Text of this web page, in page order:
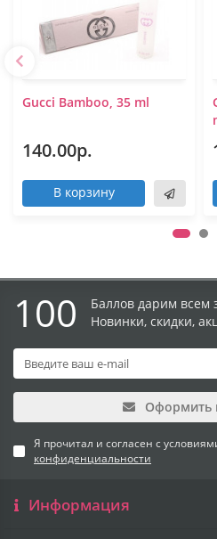
Gucci Bamboo, 35 ml
140.00р.
В корзину
100
Баллов дарим всем
Новинки, скидки,
Оформить
Я прочитал и согласен с
конфиденциальности
Информация